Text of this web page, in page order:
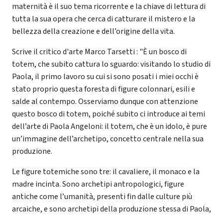
maternità è il suo tema ricorrente e la chiave di lettura di
tutta la sua opera che cerca di catturare il mistero e la
bellezza della creazione e dell’origine della vita.
Scrive il critico d'arte Marco Tarsetti : "È un bosco di
totem, che subito cattura lo sguardo: visitando lo studio di
Paola, il primo lavoro su cui si sono posati i miei occhi è
stato proprio questa foresta di figure colonnari, esili e
salde al contempo. Osserviamo dunque con attenzione
questo bosco di totem, poiché subito ci introduce ai temi
dell’arte di Paola Angeloni: il totem, che è un idolo, è pure
un’immagine dell’archetipo, concetto centrale nella sua
produzione.
Le figure totemiche sono tre: il cavaliere, il monaco e la
madre incinta. Sono archetipi antropologici, figure
antiche come l’umanità, presenti fin dalle culture più
arcaiche, e sono archetipi della produzione stessa di Paola,